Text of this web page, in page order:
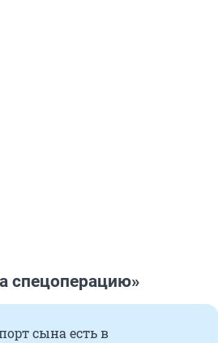
спецоперацию»
сына есть в